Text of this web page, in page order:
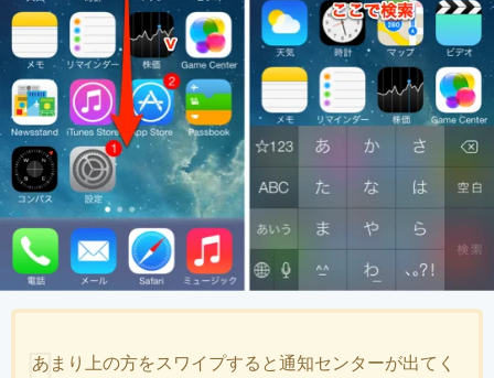
あまり上の方をスワイプすると通知センターが出てく